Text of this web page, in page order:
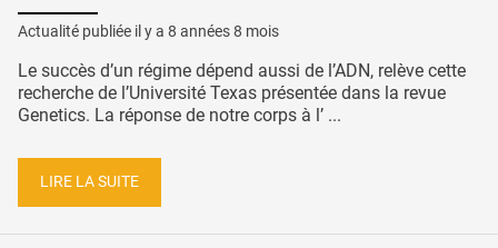
Actualité publiée il y a 8 années 8 mois
Le succès d’un régime dépend aussi de l’ADN, relève cette
recherche de l’Université Texas présentée dans la revue
Genetics. La réponse de notre corps à l’ ...
LIRE LA SUITE